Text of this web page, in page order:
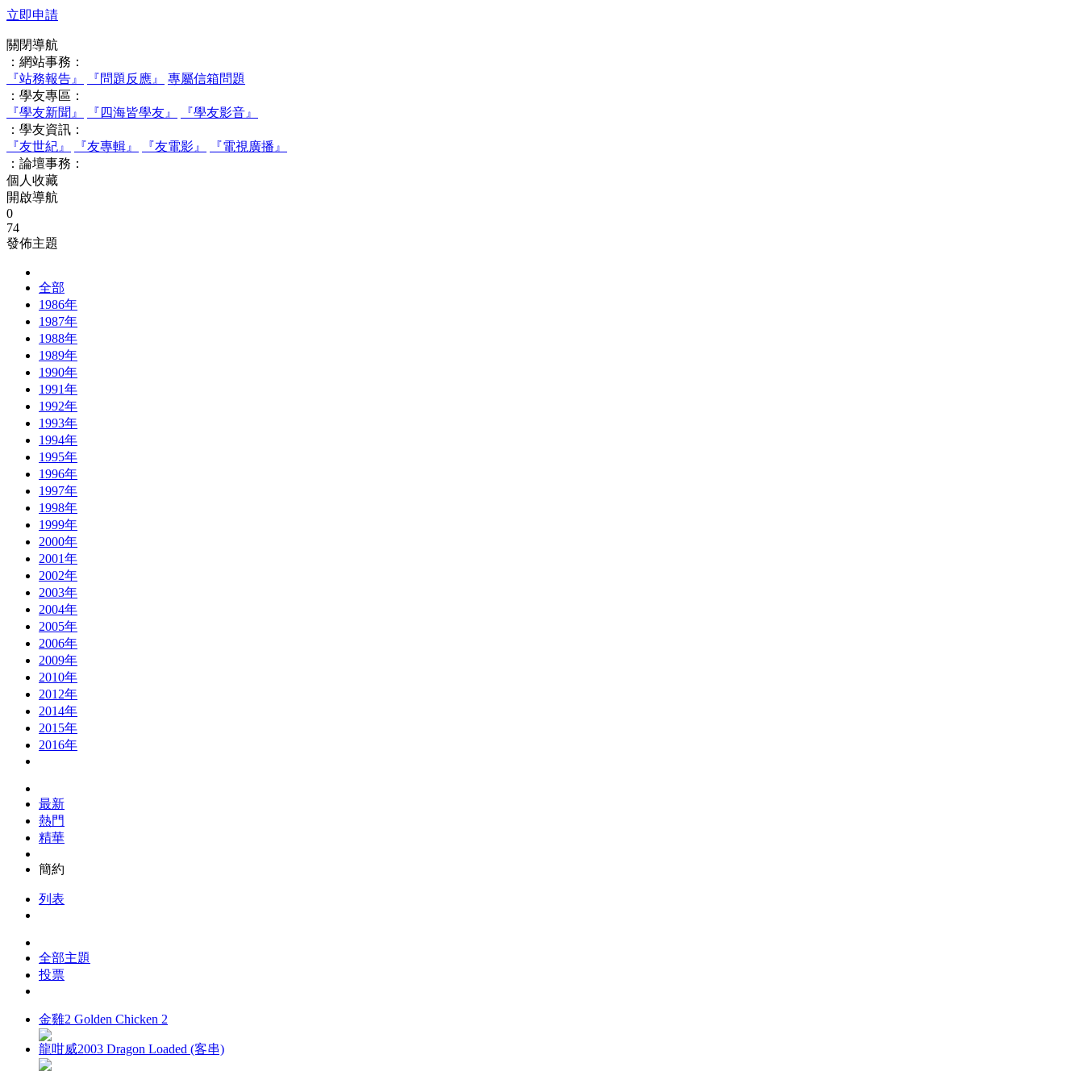
立即申請
關閉導航
：網站事務：
『站務報告』
『問題反應』
專屬信箱問題
：學友專區：
『學友新聞』
『四海皆學友』
『學友影音』
：學友資訊：
『友世紀』
『友專輯』 『友電影』
『電視廣播』
：論壇事務：
個人收藏
開啟導航
0
74
發佈主題
全部
1986年
1987年
1988年
1989年
1990年
1991年
1992年
1993年
1994年
1995年
1996年
1997年
1998年
1999年
2000年
2001年
2002年
2003年
2004年
2005年
2006年
2009年
2010年
2012年
2014年
2015年
2016年
最新
熱門
精華
簡約
列表
全部主題
投票
金雞2 Golden Chicken 2
龍咁威2003 Dragon Loaded (客串)